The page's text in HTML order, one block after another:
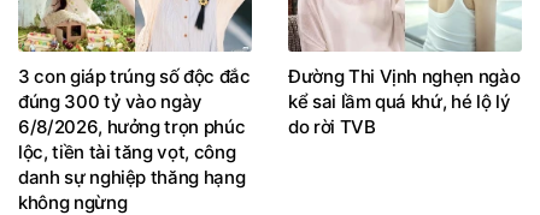
3 con giáp trúng số độc đắc
đúng 300 tỷ vào ngày
6/8/2026, hưởng trọn phúc
lộc, tiền tài tăng vọt, công
danh sự nghiệp thăng hạng
không ngừng
Đường Thi Vịnh nghẹn ngào
kể sai lầm quá khứ, hé lộ lý
do rời TVB